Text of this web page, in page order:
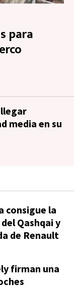
para
media en su
consigue la
Qashqai y
de Renault
firman una